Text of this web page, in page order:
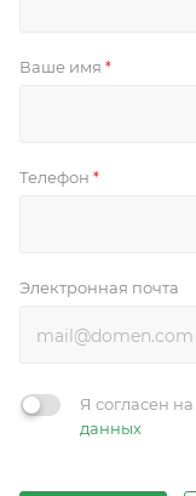
Ваше имя *
Телефон *
Электронная почта
Я согласен на
данных